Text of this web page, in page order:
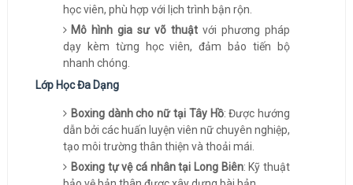
học viên, phù hợp với lịch trình bận rộn.
Mô hình gia sư võ thuật với phương pháp
dạy kèm từng học viên, đảm bảo tiến bộ
nhanh chóng.
Lớp Học Đa Dạng
Boxing dành cho nữ tại Tây Hồ: Được hướng
dẫn bởi các huấn luyện viên nữ chuyên nghiệp,
tạo môi trường thân thiện và thoải mái.
Boxing tự vệ cá nhân tại Long Biên: Kỹ thuật